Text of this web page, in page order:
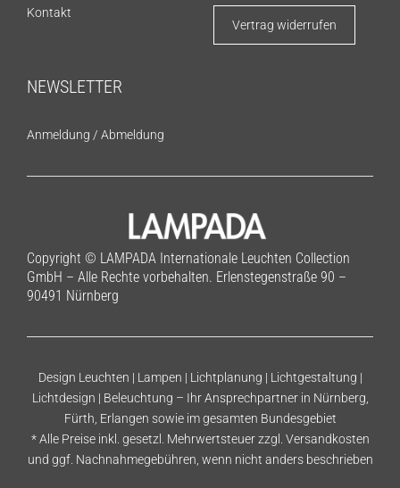
Kontakt
Vertrag widerrufen
NEWSLETTER
Anmeldung / Abmeldung
Copyright © LAMPADA Internationale Leuchten Collection
GmbH – Alle Rechte vorbehalten. Erlenstegenstraße 90 –
90491 Nürnberg
Design Leuchten | Lampen | Lichtplanung | Lichtgestaltung |
Lichtdesign | Beleuchtung – Ihr Ansprechpartner in Nürnberg,
Fürth, Erlangen sowie im gesamten Bundesgebiet
* Alle Preise inkl. gesetzl. Mehrwertsteuer zzgl. Versandkosten
und ggf. Nachnahmegebühren, wenn nicht anders beschrieben